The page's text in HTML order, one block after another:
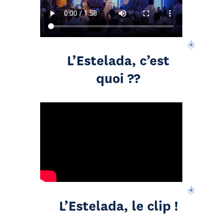
L’Estelada, c’est
quoi ??
L’Estelada, le clip !